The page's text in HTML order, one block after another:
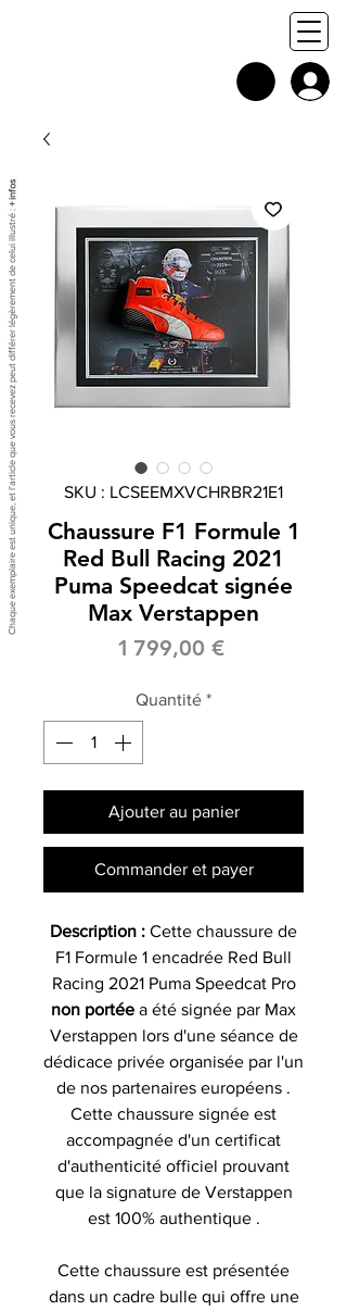
SKU : LCSEEMXVCHRBR21E1
Chaussure F1 Formule 1
Red Bull Racing 2021
Puma Speedcat signée
Max Verstappen
1 799,00 €Prix
Quantité *
Ajouter au panier
Commander et payer
Description : Cette chaussure de
F1 Formule 1 encadrée Red Bull
Racing 2021 Puma Speedcat Pro
non portée a été signée par Max
Verstappen lors d'une séance de
dédicace privée organisée par l'un
de nos partenaires européens .
Cette chaussure signée est
accompagnée d'un certificat
d'authenticité officiel prouvant
que la signature de Verstappen
est 100% authentique .
Cette chaussure est présentée
dans un cadre bulle qui offre une
Chaque exemplaire est unique, et l'article que vous recevez peut différer légèrement de celui illustré :
+ infos